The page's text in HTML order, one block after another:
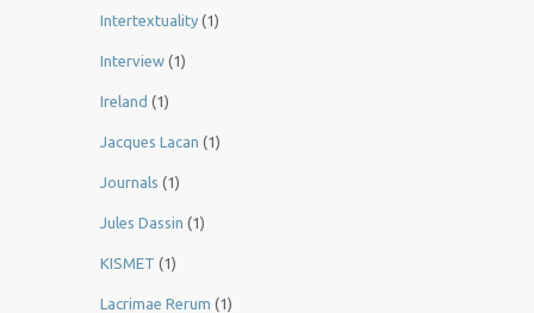
Intertextuality (1)
Interview (1)
Ireland (1)
Jacques Lacan (1)
Journals (1)
Jules Dassin (1)
KISMET (1)
Lacrimae Rerum (1)